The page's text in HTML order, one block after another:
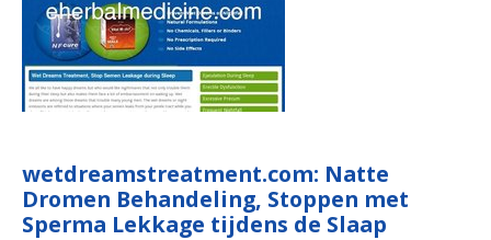
wetdreamstreatment.com: Natte
Dromen Behandeling, Stoppen met
Sperma Lekkage tijdens de Slaap